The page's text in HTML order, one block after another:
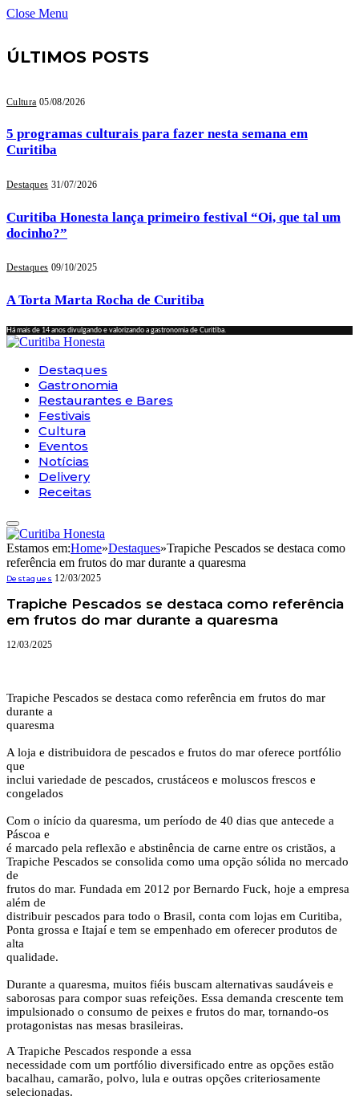
Close Menu
ÚLTIMOS POSTS
Cultura 05/08/2026
5 programas culturais para fazer nesta semana em
Curitiba
Destaques 31/07/2026
Curitiba Honesta lança primeiro festival “Oi, que tal um
docinho?”
Destaques 09/10/2025
A Torta Marta Rocha de Curitiba
Há mais de 14 anos divulgando e valorizando a gastronomia de Curitiba.
Destaques
Gastronomia
Restaurantes e Bares
Festivais
Cultura
Eventos
Notícias
Delivery
Receitas
Estamos em:Home»Destaques»Trapiche Pescados se destaca como
referência em frutos do mar durante a quaresma
Destaques 12/03/2025
Trapiche Pescados se destaca como referência
em frutos do mar durante a quaresma
12/03/2025
Trapiche Pescados se destaca como referência em frutos do mar
durante a
quaresma
A loja e distribuidora de pescados e frutos do mar oferece portfólio
que
inclui variedade de pescados, crustáceos e moluscos frescos e
congelados
Com o início da quaresma, um período de 40 dias que antecede a
Páscoa e
é marcado pela reflexão e abstinência de carne entre os cristãos, a
Trapiche Pescados se consolida como uma opção sólida no mercado
de
frutos do mar. Fundada em 2012 por Bernardo Fuck, hoje a empresa
além de
distribuir pescados para todo o Brasil, conta com lojas em Curitiba,
Ponta grossa e Itajaí e tem se empenhado em oferecer produtos de
alta
qualidade.
Durante a quaresma, muitos fiéis buscam alternativas saudáveis e
saborosas para compor suas refeições. Essa demanda crescente tem
impulsionado o consumo de peixes e frutos do mar, tornando-os
protagonistas nas mesas brasileiras.
A Trapiche Pescados responde a essa
necessidade com um portfólio diversificado entre as opções estão
bacalhau, camarão, polvo, lula e outras opções criteriosamente
selecionadas.